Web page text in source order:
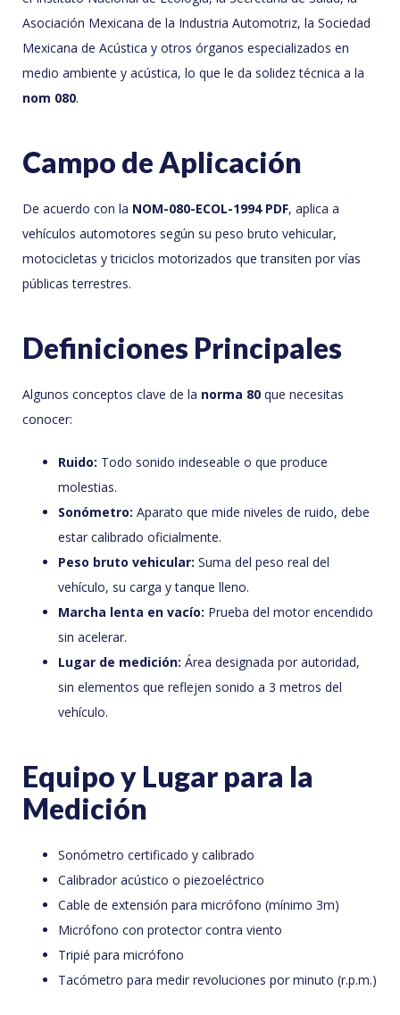
Asociación Mexicana de la Industria Automotriz, la Sociedad
Mexicana de Acústica y otros órganos especializados en
medio ambiente y acústica, lo que le da solidez técnica a la
nom 080.
Campo de Aplicación
De acuerdo con la NOM-080-ECOL-1994 PDF, aplica a
vehículos automotores según su peso bruto vehicular,
motocicletas y triciclos motorizados que transiten por vías
públicas terrestres.
Definiciones Principales
Algunos conceptos clave de la norma 80 que necesitas
conocer:
Ruido: Todo sonido indeseable o que produce
molestias.
Sonómetro: Aparato que mide niveles de ruido, debe
estar calibrado oficialmente.
Peso bruto vehicular: Suma del peso real del
vehículo, su carga y tanque lleno.
Marcha lenta en vacío: Prueba del motor encendido
sin acelerar.
Lugar de medición: Área designada por autoridad,
sin elementos que reflejen sonido a 3 metros del
vehículo.
Equipo y Lugar para la
Medición
Sonómetro certificado y calibrado
Calibrador acústico o piezoeléctrico
Cable de extensión para micrófono (mínimo 3m)
Micrófono con protector contra viento
Tripié para micrófono
Tacómetro para medir revoluciones por minuto (r.p.m.)